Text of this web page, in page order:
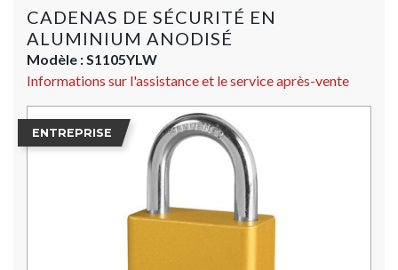
CADENAS DE SÉCURITÉ EN
ALUMINIUM ANODISÉ
Modèle :S1105YLW
Informations sur l'assistance et le service après-vente
ENTREPRISE